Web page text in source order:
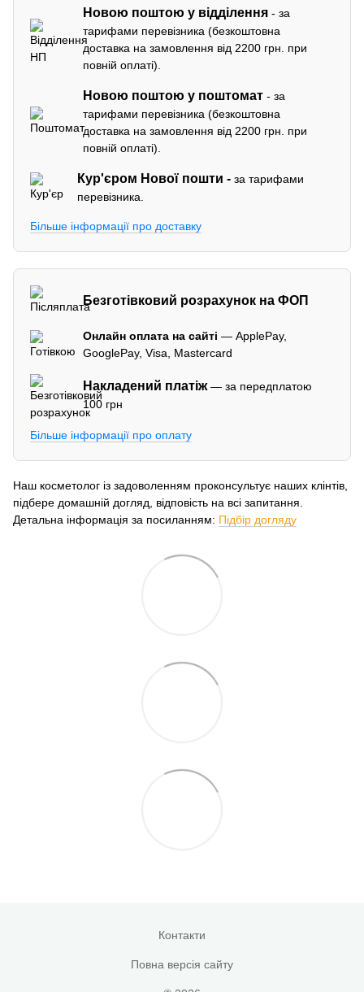
Новою поштою у відділення - за
тарифами перевізника (безкоштовна
доставка на замовлення від 2200 грн. при
повній оплаті).
Новою поштою у поштомат - за
тарифами перевізника (безкоштовна
доставка на замовлення від 2200 грн. при
повній оплаті).
Кур'єром Нової пошти -за тарифами
перевізника.
Більше інформації про доставку
Безготівковий розрахунок на ФОП
Онлайн оплата на сайті — ApplePay,
GooglePay, Visa, Mastercard
Накладений платіж— за передплатою
100 грн
Більше інформації про оплату
Наш косметолог із задоволенням проконсультує наших клінтів,
підбере домашній догляд, відповість на всі запитання.
Детальна інформація за посиланням: Підбір догляду
Контакти
Повна версія сайту